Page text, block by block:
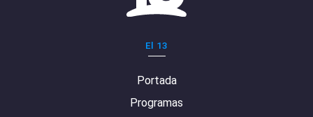
El 13
Portada
Programas